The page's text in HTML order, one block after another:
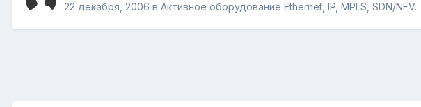
22 декабря, 2006 в Активное оборудование Ethernet, IP, MPLS, SDN/NFV...